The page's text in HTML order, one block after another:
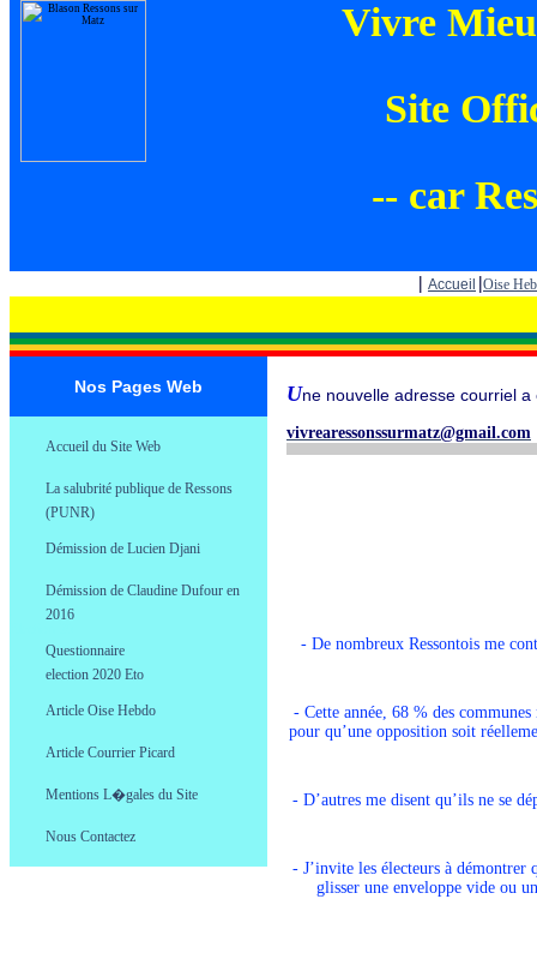
Vivre
Site
-- car
| Accueil |Oise
Nos Pages Web
Accueil du Site Web
La salubrité publique de Ressons
(PUNR)
Démission de Lucien Djani
Démission de Claudine Dufour en
2016
Questionnaire
election 2020
Article Oise Hebdo
Article Courrier Picard
Mentions L�gales du Site
Nous Contactez
Une nouvelle adresse courriel
vivrearessonssurmatz@gmail.com
- De nombreux Ressontois me
- Cette année, 68 % des
pour qu’une opposition soit
- D’autres me disent qu’ils ne se
- J’invite les électeurs à démontrer
glisser une enveloppe vide ou